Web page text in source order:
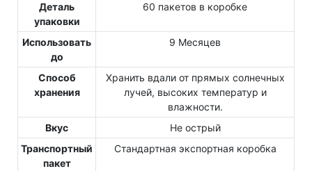
Деталь
упаковки
60 пакетов в коробке
Использовать
до
9 Месяцев
Способ
хранения
Хранить вдали от прямых солнечных
лучей, высоких температур и
влажности.
Вкус
Не острый
Транспортный
пакет
Стандартная экспортная коробка